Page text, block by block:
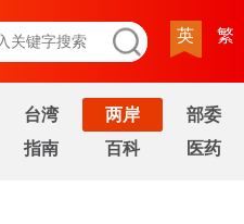
英 繁
台湾 两岸
部委
指南 百科 医药